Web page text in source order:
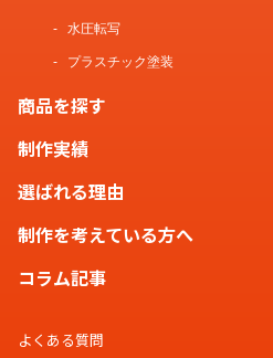
水圧転写
プラスチック塗装
商品を探す
制作実績
選ばれる理由
制作を考えている方へ
コラム記事
よくある質問